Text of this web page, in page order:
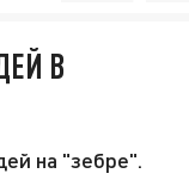
В
на "зебре".